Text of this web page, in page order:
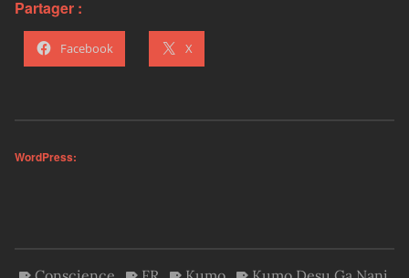
Partager :
Facebook X
WordPress: